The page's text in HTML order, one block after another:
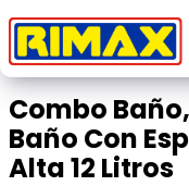
Combo
Baño Con
Alta 12 Litros